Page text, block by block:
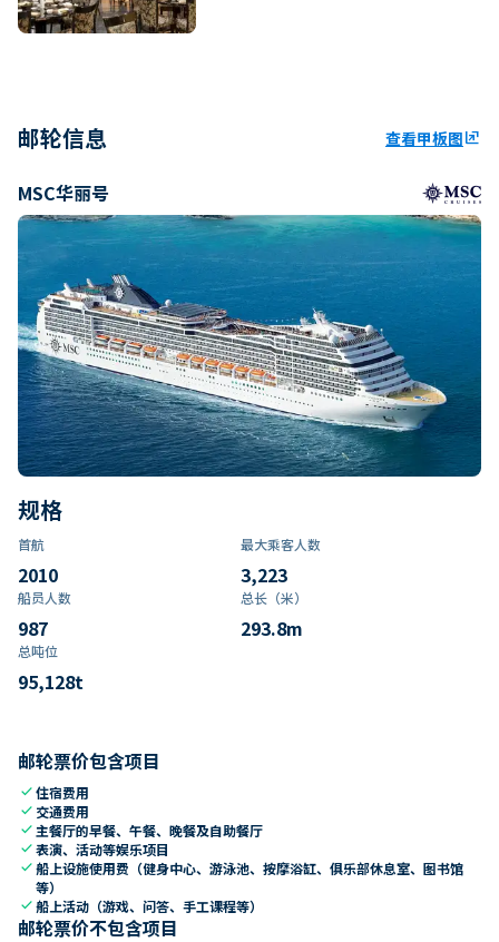
邮轮信息 查看甲板图ungroup
MSC华丽号
规格
首航
2010
最大乘客人数
3,223
船员人数
987
总长（米）
293.8m
总吨位
95,128t
邮轮票价包含项目
check住宿费用
check 交通费用
check 主餐厅的早餐、午餐、晚餐及自助餐厅
check表演、活动等娱乐项目
check船上设施使用费（健身中心、游泳池、按摩浴缸、俱乐部休息室、图书馆
等）
check船上活动（游戏、问答、手工课程等）
邮轮票价不包含项目